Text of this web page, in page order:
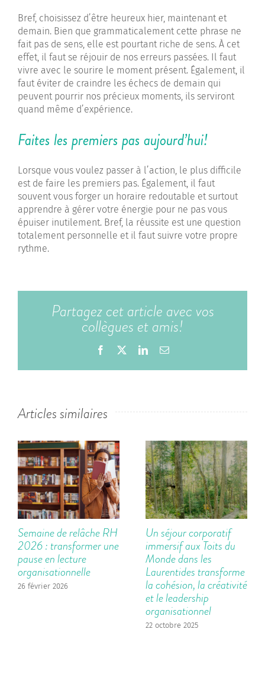
Bref, choisissez d’être heureux hier, maintenant et
demain. Bien que grammaticalement cette phrase ne
fait pas de sens, elle est pourtant riche de sens. À cet
effet, il faut se réjouir de nos erreurs passées. Il faut
vivre avec le sourire le moment présent. Également, il
faut éviter de craindre les échecs de demain qui
peuvent pourrir nos précieux moments, ils serviront
quand même d’expérience.
Faites les premiers pas aujourd’hui!
Lorsque vous voulez passer à l’action, le plus difficile
est de faire les premiers pas. Également, il faut
souvent vous forger un horaire redoutable et surtout
apprendre à gérer votre énergie pour ne pas vous
épuiser inutilement. Bref, la réussite est une question
totalement personnelle et il faut suivre votre propre
rythme.
Partagez cet article avec vos
collègues et amis!
Facebook LinkedInEmail
Articles similaires
Semaine de relâche RH
2026 : transformer une
pause en lecture
organisationnelle
26 février 2026
Un séjour corporatif
immersif aux Toits du
Monde dans les
Laurentides transforme
la cohésion, la créativité
et le leadership
organisationnel
22 octobre 2025